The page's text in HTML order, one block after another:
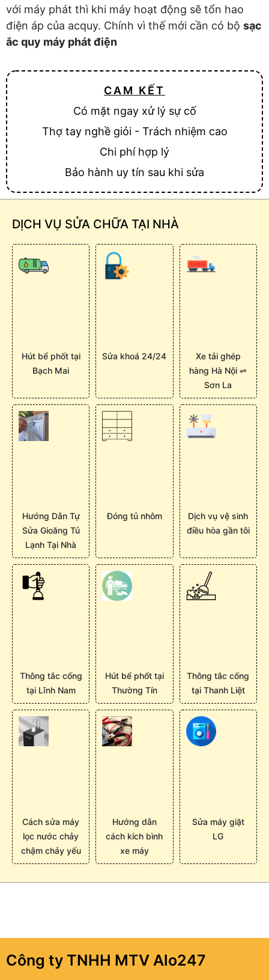
với máy phát thì khi máy hoạt động sẽ tổn hao
điện áp của acquy. Chính vì thế mới cần có bộ sạc
ắc quy máy phát điện
CAM KẾT
Có mặt ngay xử lý sự cố
Thợ tay nghề giỏi - Trách nhiệm cao
Chi phí hợp lý
Bảo hành uy tín sau khi sửa
DỊCH VỤ SỬA CHỮA TẠI NHÀ
Hút bể phốt tại
Bạch Mai
Sửa khoá 24/24
Xe tải ghép
hàng Hà Nội ⇌
Sơn La
Hướng Dẫn Tự
Sửa Gioăng Tủ
Lạnh Tại Nhà
Đóng tủ nhôm
Dịch vụ vệ sinh
điều hòa gần tôi
Thông tắc cống
tại Lĩnh Nam
Hút bể phốt tại
Thường Tín
Thông tắc cống
tại Thanh Liệt
Cách sửa máy
lọc nước chảy
chậm chảy yếu
Hướng dẫn
cách kích bình
xe máy
Sửa máy giặt
LG
Công ty TNHH MTV Alo247